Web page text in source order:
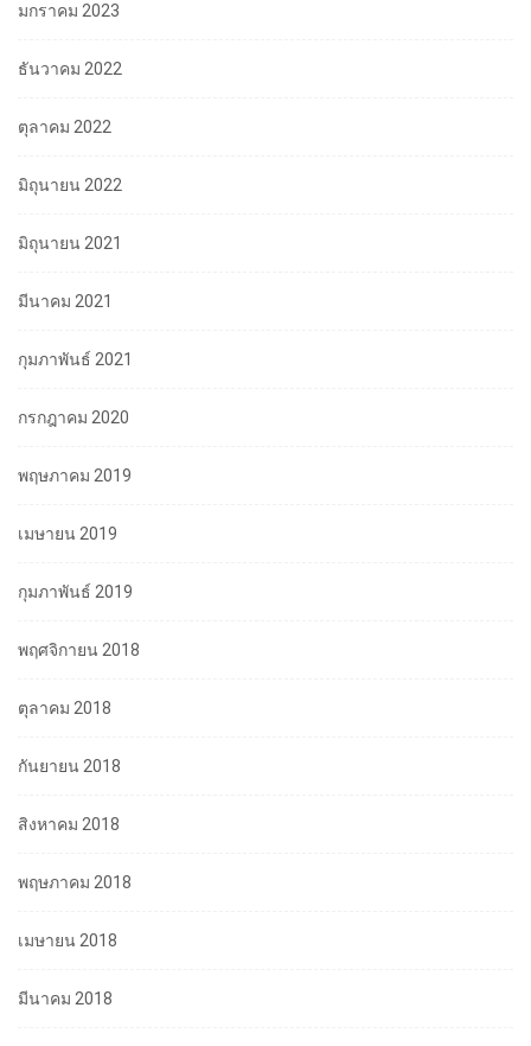
มกราคม 2023
ธันวาคม 2022
ตุลาคม 2022
มิถุนายน 2022
มิถุนายน 2021
มีนาคม 2021
กุมภาพันธ์ 2021
กรกฎาคม 2020
พฤษภาคม 2019
เมษายน 2019
กุมภาพันธ์ 2019
พฤศจิกายน 2018
ตุลาคม 2018
กันยายน 2018
สิงหาคม 2018
พฤษภาคม 2018
เมษายน 2018
มีนาคม 2018